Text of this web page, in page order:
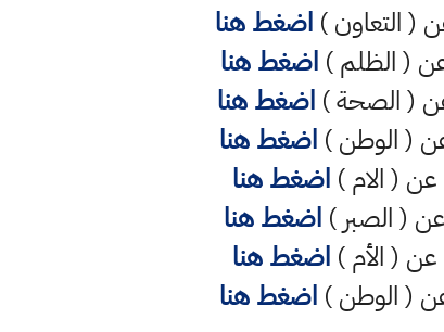
( التعاون ) اضغط هنا
( الظلم ) اضغط هنا
( الصحة )اضغط هنا
( الوطن )اضغط هنا
( الام ) اضغط هنا
( الصبر ) اضغط هنا
( الأم ) اضغط هنا
( الوطن )اضغط هنا